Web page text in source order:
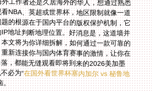
必为“在国外看世界杯塞内加尔 vs 秘鲁地
。